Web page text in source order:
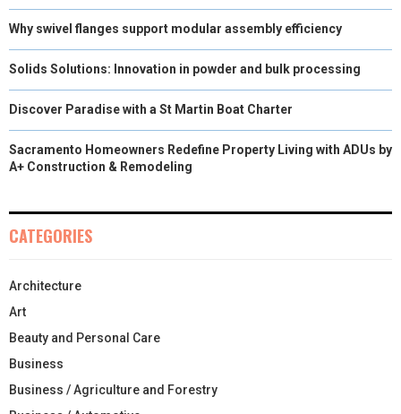
Why swivel flanges support modular assembly efficiency
Solids Solutions: Innovation in powder and bulk processing
Discover Paradise with a St Martin Boat Charter
Sacramento Homeowners Redefine Property Living with ADUs by
A+ Construction & Remodeling
CATEGORIES
Architecture
Art
Beauty and Personal Care
Business
Business / Agriculture and Forestry